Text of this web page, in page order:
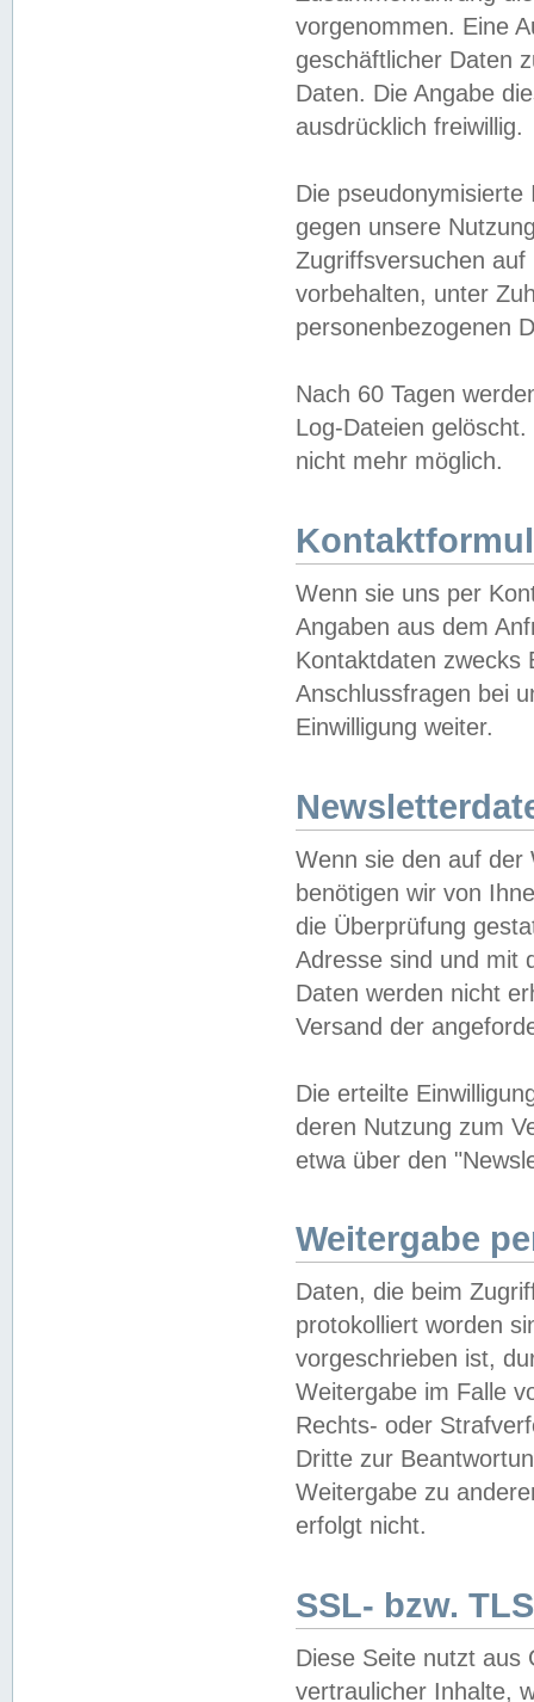
vorgenommen. Eine
geschäftlicher Daten
Daten. Die Angabe
ausdrücklich freiwillig.
Die
gegen unsere
Zugriffsversuchen
vorbehalten, unter
personenbezogenen
Nach 60 Tagen
Log-Dateien
nicht mehr möglich.
Wenn sie uns per
Angaben aus dem
Kontaktdaten zwecks
Anschlussfragen bei
Einwilligung weiter.
Wenn sie den auf der
benötigen wir von
die Überprüfung
Adresse sind und mit
Daten werden nicht
Versand der
Die erteilte
deren Nutzung zum
etwa über den
Weitergabe
Daten, die beim
protokolliert worden
vorgeschrieben ist,
Weitergabe im Falle
Rechts- oder
Dritte zur
Weitergabe zu
erfolgt nicht.
SSL- bzw.
Diese Seite nutzt aus
vertraulicher Inhalte,